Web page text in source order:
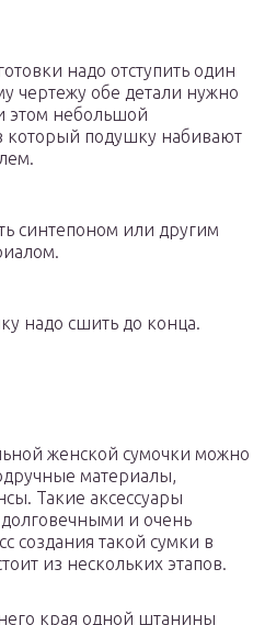
надо отступить один
чертежу обе детали нужно
этом небольшой
который подушку набивают
синтепоном или другим
надо сшить до конца.
женской сумочки можно
материалы,
Такие аксессуары
и очень
создания такой сумки в
из нескольких этапов.
края одной штанины